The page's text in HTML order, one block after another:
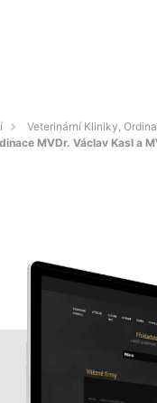
Veterinární Kliniky,
MVDr. Václav Kasl a